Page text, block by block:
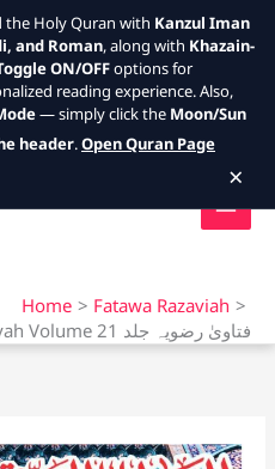
Home
Fatawa Razaviah
Fatawa Ridawiyyah Volume 21 فتاویٰ رضویہ جلد
the Holy Quran with Kanzul Iman
and Roman, along with Khazain-
ON/OFFoptions for
reading experience. Also,
— simply click the Moon/Sun
header.Open Quran Page
×